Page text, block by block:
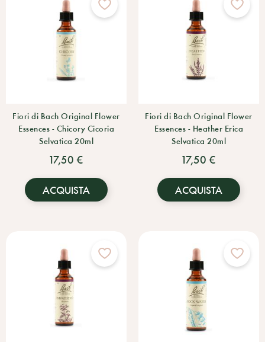
Fiori di Bach Original Flower
Essences - Chicory Cicoria
Selvatica 20ml
17,50 €
ACQUISTA
Fiori di Bach Original Flower
Essences - Heather Erica
Selvatica 20ml
17,50 €
ACQUISTA